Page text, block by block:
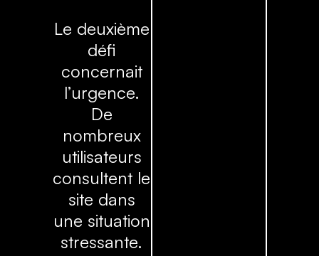
Le deuxième
défi
concernait
l’urgence.
De
nombreux
utilisateurs
consultent le
site dans
une situation
stressante.